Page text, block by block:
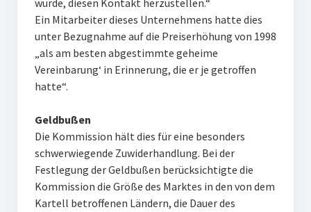
wurde, diesen Kontakt herzustellen.“
Ein Mitarbeiter dieses Unternehmens hatte dies
unter Bezugnahme auf die Preiserhöhung von 1998
„als am besten abgestimmte geheime
Vereinbarung‘ in Erinnerung, die er je getroffen
hatte“.
Geldbußen
Die Kommission hält dies für eine besonders
schwerwiegende Zuwiderhandlung. Bei der
Festlegung der Geldbußen berücksichtigte die
Kommission die Größe des Marktes in den von dem
Kartell betroffenen Ländern, die Dauer des